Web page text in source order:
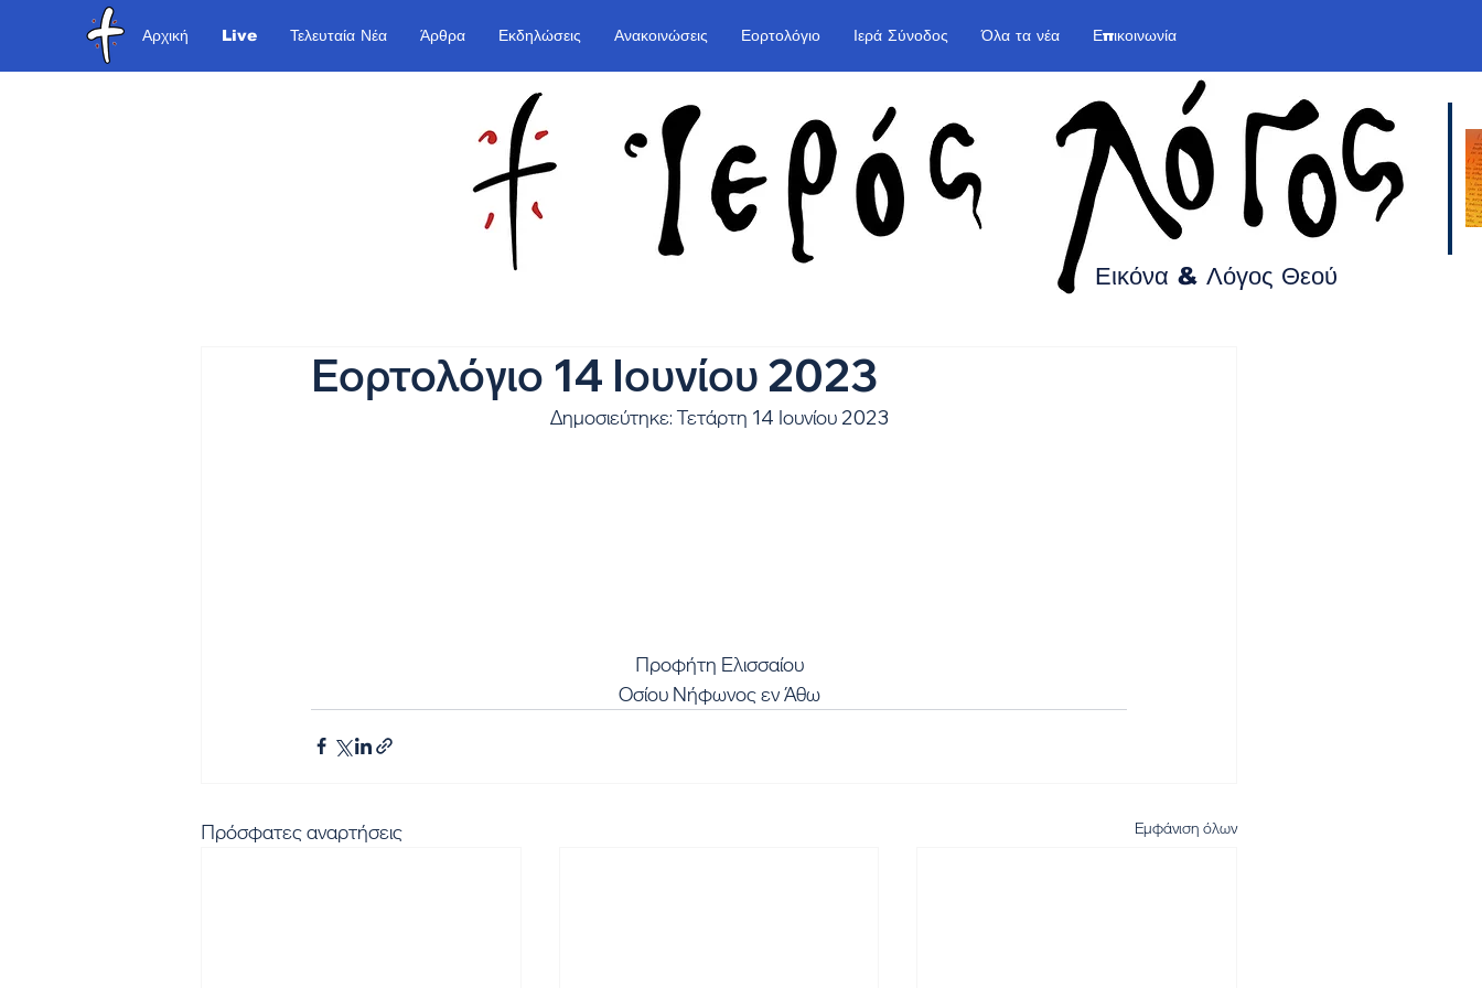
Αρχική Live Τελευταία Νέα Άρθρα Εκδηλώσεις Ανακοινώσεις Εορτολόγιο Ιερά Σύνοδος Όλα τα νέα Επικοινωνία
Εικόνα & Λόγος Θεού
Εορτολόγιο 14 Ιουνίου 2023
Δημοσιεύτηκε: Τετάρτη 14 Ιουνίου 2023
Προφήτη Ελισσαίου
Οσίου Νήφωνος εν Άθω
Πρόσφατες αναρτήσεις Εμφάνιση όλων